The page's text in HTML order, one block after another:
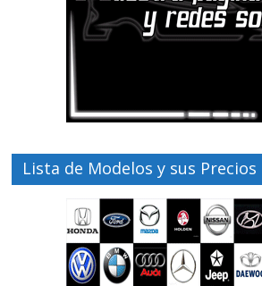
Lista de Modelos y sus Precios